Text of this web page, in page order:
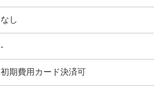
なし
-
初期費用カード決済可